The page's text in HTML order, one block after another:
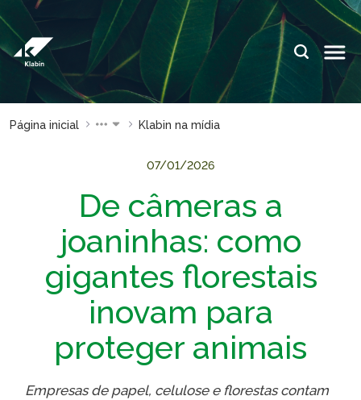
Pular para o Conteúdo principal
IDIOMAS:
ES
ESPAÇOS KLABIN
Investidores
Sustentabilidade
Plante com a
Klabin
Todas Florestas
Painel ASG
Página inicial Klabin na mídia
07/01/2026
De câmeras a
joaninhas: como
gigantes florestais
inovam para
proteger animais
Empresas de papel, celulose e florestas contam